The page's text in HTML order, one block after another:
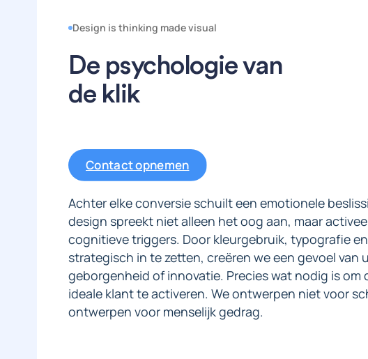
Design is thinking made visual
De psychologie van
de klik
Contact opnemen
Achter elke conversie schuilt een emotionele
design spreekt niet alleen het oog aan, maar
cognitieve triggers. Door kleurgebruik, typografie
strategisch in te zetten, creëren we een gevoel van
geborgenheid of innovatie. Precies wat nodig is om
ideale klant te activeren. We ontwerpen niet voor
ontwerpen voor menselijk gedrag.